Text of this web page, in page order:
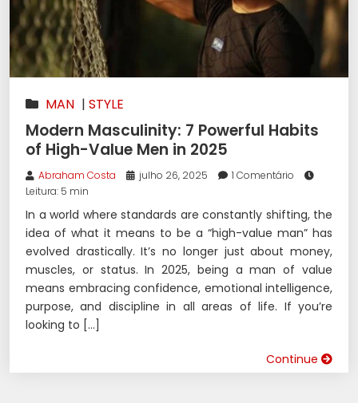
MAN | STYLE
Modern Masculinity: 7 Powerful Habits
of High-Value Men in 2025
Abraham Costa julho 26, 2025
1 Comentário
Leitura: 5 min
In a world where standards are constantly shifting, the
idea of what it means to be a “high-value man” has
evolved drastically. It’s no longer just about money,
muscles, or status. In 2025, being a man of value
means embracing confidence, emotional intelligence,
purpose, and discipline in all areas of life. If you’re
looking to […]
Continue